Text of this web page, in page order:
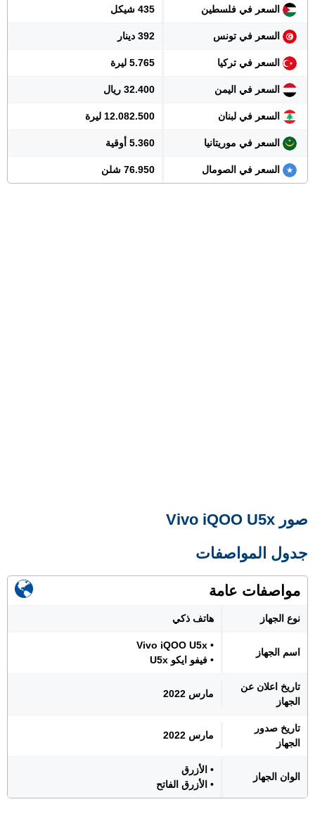
السعر في فلسطين 435 شيكل
السعر في تونس 392 دينار
السعر في تركيا 5.765 ليرة
السعر في اليمن 32.400 ريال
السعر في لبنان 12.082.500 ليرة
السعر في موريتانيا 5.360 أوقية
السعر في الصومال 76.950 شلن
صور Vivo iQOO U5x
جدول المواصفات
مواصفات عامة
نوع الجهاز هاتف ذكي
اسم الجهاز
• Vivo iQOO U5x
• فيفو ايكو U5x
تاريخ اعلان عن
الجهاز
مارس 2022
تاريخ صدور
الجهاز
مارس 2022
الوان الجهاز
• الأزرق
• الأزرق الفاتح